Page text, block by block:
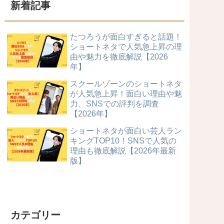
新着記事
たつろうが面白すぎると話題！
ショートネタで人気急上昇の理
由や魅力を徹底解説【2026
年】
スクールゾーンのショートネタ
が人気急上昇！面白い理由や魅
力、SNSでの評判を調査
【2026年】
ショートネタが面白い芸人ラン
キングTOP10！SNSで人気の
理由も徹底解説【2026年最新
版】
カテゴリー